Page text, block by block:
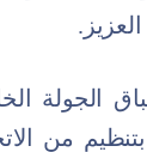
الجولة
بتنظيم من